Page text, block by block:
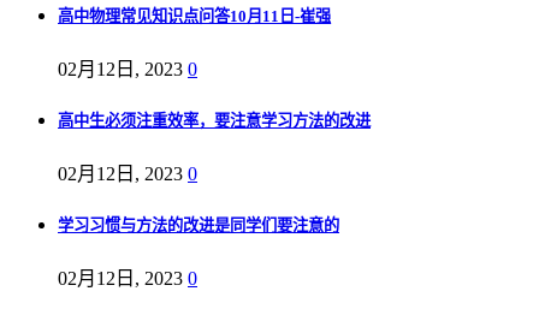
高中物理常见知识点问答10月11日-崔强
02月12日, 2023 0
高中生必须注重效率，要注意学习方法的改进
02月12日, 2023 0
学习习惯与方法的改进是同学们要注意的
02月12日, 2023 0